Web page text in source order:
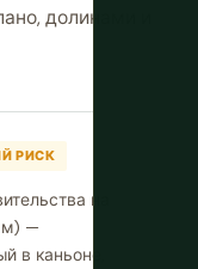
долинами и
РИСК
на
м) —
в каньоне,